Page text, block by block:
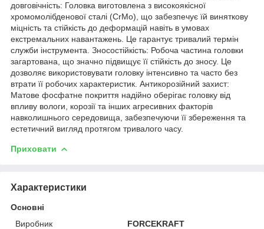
довговічність: Головка виготовлена з високоякісної
хромомолібденової сталі (CrMo), що забезпечує їй виняткову
міцність та стійкість до деформацій навіть в умовах
екстремальних навантажень. Це гарантує тривалий термін
служби інструмента. Зносостійкість: Робоча частина головки
загартована, що значно підвищує її стійкість до зносу. Це
дозволяє використовувати головку інтенсивно та часто без
втрати її робочих характеристик. Антикорозійний захист:
Матове фосфатне покриття надійно оберігає головку від
впливу вологи, корозії та інших агресивних факторів
навколишнього середовища, забезпечуючи її збереження та
естетичний вигляд протягом тривалого часу.
Приховати
Характеристики
Основні
Виробник
FORCEKRAFT